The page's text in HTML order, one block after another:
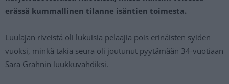
erässä kummallinen tilanne isäntien toimesta.
Luulajan riveistä oli lukuisia pelaajia pois erinäisten syiden
vuoksi, minkä takia seura oli joutunut pyytämään 34-vuotiaan
Sara Grahnin luukkuvahdiksi.